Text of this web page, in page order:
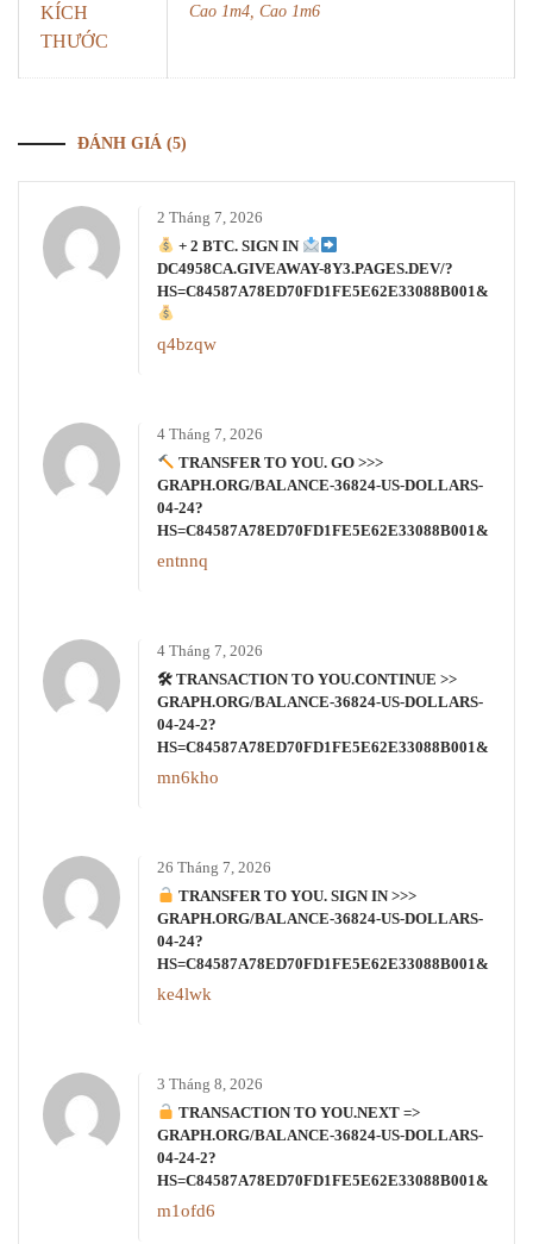
KÍCH
THƯỚC
Cao 1m4, Cao 1m6
ĐÁNH GIÁ (5)
2 Tháng 7, 2026
+ 2 BTC. SIGN IN
DC4958CA.GIVEAWAY-8Y3.PAGES.DEV/?
HS=C84587A78ED70FD1FE5E62E33088B001&
q4bzqw
4 Tháng 7, 2026
TRANSFER TO YOU. GO >>>
GRAPH.ORG/BALANCE-36824-US-DOLLARS-
04-24?
HS=C84587A78ED70FD1FE5E62E33088B001&
entnnq
4 Tháng 7, 2026
🛠 TRANSACTION TO YOU.CONTINUE >>
GRAPH.ORG/BALANCE-36824-US-DOLLARS-
04-24-2?
HS=C84587A78ED70FD1FE5E62E33088B001&
mn6kho
26 Tháng 7, 2026
TRANSFER TO YOU. SIGN IN >>>
GRAPH.ORG/BALANCE-36824-US-DOLLARS-
04-24?
HS=C84587A78ED70FD1FE5E62E33088B001&
ke4lwk
3 Tháng 8, 2026
TRANSACTION TO YOU.NEXT =>
GRAPH.ORG/BALANCE-36824-US-DOLLARS-
04-24-2?
HS=C84587A78ED70FD1FE5E62E33088B001&
m1ofd6